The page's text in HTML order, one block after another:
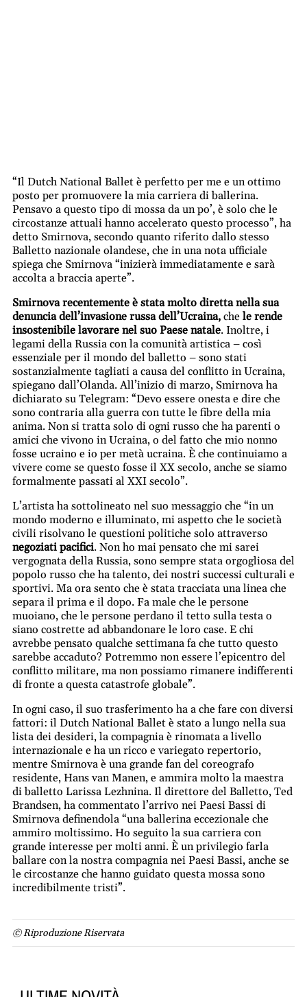
“Il Dutch National Ballet è perfetto per me e un ottimo
posto per promuovere la mia carriera di ballerina.
Pensavo a questo tipo di mossa da un po’, è solo che le
circostanze attuali hanno accelerato questo processo”, ha
detto Smirnova, secondo quanto riferito dallo stesso
Balletto nazionale olandese, che in una nota ufficiale
spiega che Smirnova “inizierà immediatamente e sarà
accolta a braccia aperte”.
Smirnova recentemente è stata molto diretta nella sua
denuncia dell’invasione russa dell’Ucraina, che le rende
insostenibile lavorare nel suo Paese natale. Inoltre, i
legami della Russia con la comunità artistica – così
essenziale per il mondo del balletto – sono stati
sostanzialmente tagliati a causa del conflitto in Ucraina,
spiegano dall’Olanda. All’inizio di marzo, Smirnova ha
dichiarato su Telegram: “Devo essere onesta e dire che
sono contraria alla guerra con tutte le fibre della mia
anima. Non si tratta solo di ogni russo che ha parenti o
amici che vivono in Ucraina, o del fatto che mio nonno
fosse ucraino e io per metà ucraina. È che continuiamo a
vivere come se questo fosse il XX secolo, anche se siamo
formalmente passati al XXI secolo”.
L’artista ha sottolineato nel suo messaggio che “in un
mondo moderno e illuminato, mi aspetto che le società
civili risolvano le questioni politiche solo attraverso
negoziati pacifici. Non ho mai pensato che mi sarei
vergognata della Russia, sono sempre stata orgogliosa del
popolo russo che ha talento, dei nostri successi culturali e
sportivi. Ma ora sento che è stata tracciata una linea che
separa il prima e il dopo. Fa male che le persone
muoiano, che le persone perdano il tetto sulla testa o
siano costrette ad abbandonare le loro case. E chi
avrebbe pensato qualche settimana fa che tutto questo
sarebbe accaduto? Potremmo non essere l’epicentro del
conflitto militare, ma non possiamo rimanere indifferenti
di fronte a questa catastrofe globale”.
In ogni caso, il suo trasferimento ha a che fare con diversi
fattori: il Dutch National Ballet è stato a lungo nella sua
lista dei desideri, la compagnia è rinomata a livello
internazionale e ha un ricco e variegato repertorio,
mentre Smirnova è una grande fan del coreografo
residente, Hans van Manen, e ammira molto la maestra
di balletto Larissa Lezhnina. Il direttore del Balletto, Ted
Brandsen, ha commentato l’arrivo nei Paesi Bassi di
Smirnova definendola “una ballerina eccezionale che
ammiro moltissimo. Ho seguito la sua carriera con
grande interesse per molti anni. È un privilegio farla
ballare con la nostra compagnia nei Paesi Bassi, anche se
le circostanze che hanno guidato questa mossa sono
incredibilmente tristi”.
© Riproduzione Riservata